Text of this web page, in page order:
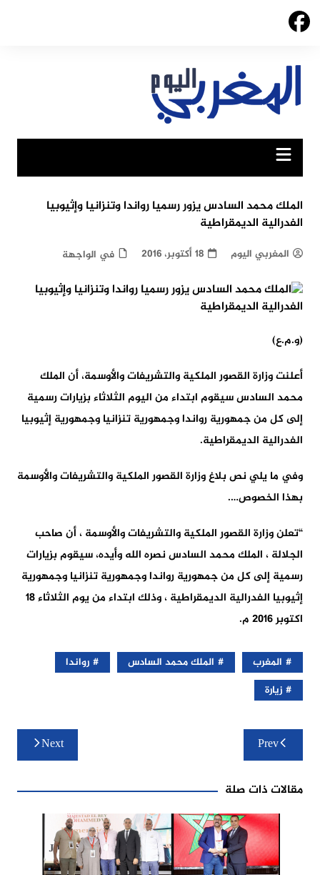
Skip
الملك محمد السادس يزور رسميا رواندا وتنزانيا وإثيوبيا
الفدرالية الديمقراطية
المغربي اليوم 18 أكتوبر، 2016 في الواجهة
(و.م.ع)
أعلنت وزارة القصور الملكية والتشريفات والأوسمة، أن الملك
محمد السادس سيقوم ابتداء من اليوم الثلاثاء بزيارات رسمية
إلى كل من جمهورية رواندا وجمهورية تنزانيا وجمهورية إثيوبيا
الفدرالية الديمقراطية.
وفي ما يلي نص بلاغ وزارة القصور الملكية والتشريفات والأوسمة
بهذا الخصوص….
“تعلن وزارة القصور الملكية والتشريفات والأوسمة ، أن صاحب
الجلالة ، الملك محمد السادس نصره الله وأيده، سيقوم بزيارات
رسمية إلى كل من جمهورية رواندا وجمهورية تنزانيا وجمهورية
إثيوبيا الفدرالية الديمقراطية ، وذلك ابتداء من يوم الثلاثاء 18
اكتوبر 2016 م.
المغرب الملك محمد السادس
رواندا
زيارة
تصفّح
المقالات
Prev
Next
مقالات ذات صلة